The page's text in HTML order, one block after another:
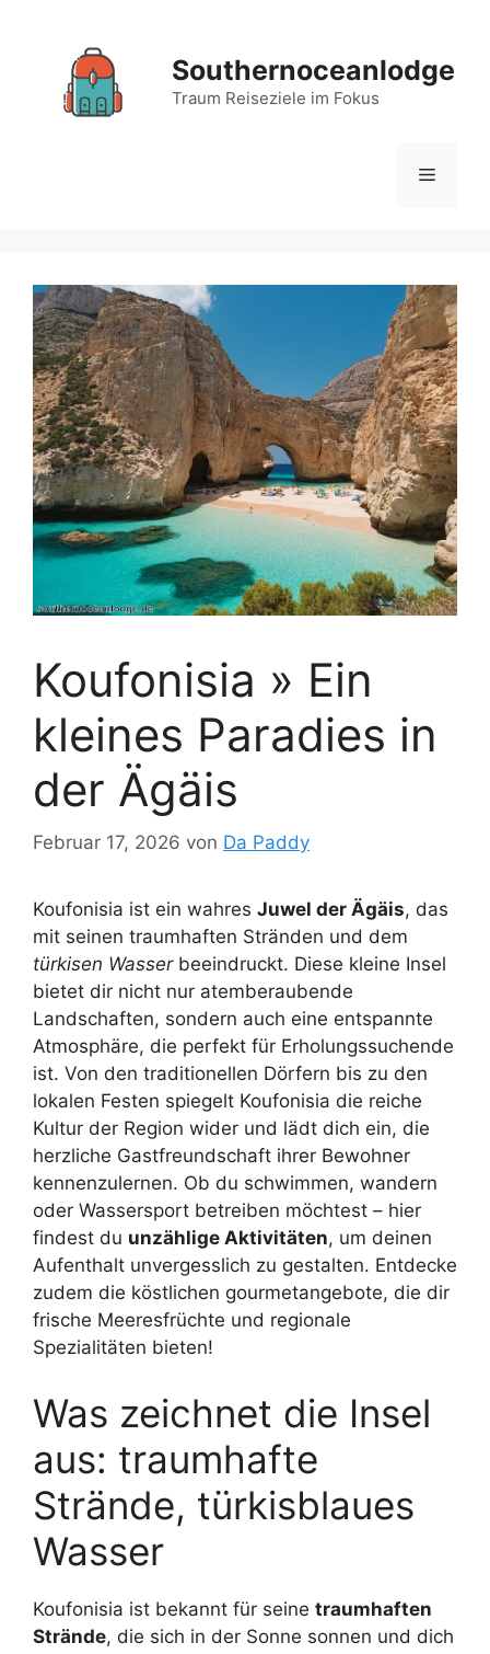
springen
Southernoceanlodge
Traum Reiseziele im Fokus
Menü
Koufonisia » Ein
kleines Paradies in
der Ägäis
Februar 17, 2026 von Da Paddy
Koufonisia ist ein wahres Juwel der Ägäis, das
mit seinen traumhaften Stränden und dem
türkisen Wasserbeeindruckt. Diese kleine Insel
bietet dir nicht nur atemberaubende
Landschaften, sondern auch eine entspannte
Atmosphäre, die perfekt für Erholungssuchende
ist. Von den traditionellen Dörfern bis zu den
lokalen Festen spiegelt Koufonisia die reiche
Kultur der Region wider und lädt dich ein, die
herzliche Gastfreundschaft ihrer Bewohner
kennenzulernen. Ob du schwimmen, wandern
oder Wassersport betreiben möchtest – hier
findest du unzählige Aktivitäten, um deinen
Aufenthalt unvergesslich zu gestalten. Entdecke
zudem die köstlichen gourmetangebote, die dir
frische Meeresfrüchte und regionale
Spezialitäten bieten!
Was zeichnet die Insel
aus: traumhafte
Strände, türkisblaues
Wasser
Koufonisia ist bekannt für seine traumhaften
Strände, die sich in der Sonne sonnen und dich